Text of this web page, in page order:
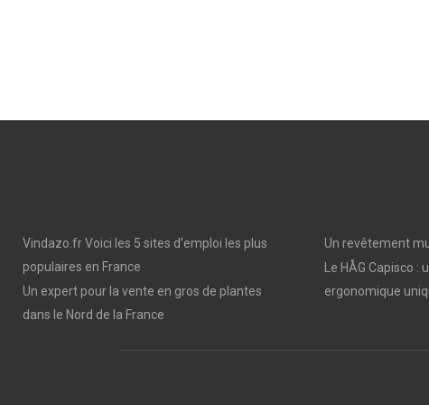
Vindazo.fr Voici les 5 sites d’emploi les plus
populaires en France
Un expert pour la vente en gros de plantes
dans le Nord de la France
Un revêtement
Le HÅG Capisco
ergonomique